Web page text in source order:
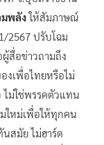
พลังให้สัมภาษณ์
2567 ปรับโฉม
สื่อข่าวถามถึง
งเพื่อไทยหรือไม่
ไม่ใช่พรรคตัวแทน
ใหม่เพื่อให้ทุกคน
นสมัย ไม่ฮาร์ด